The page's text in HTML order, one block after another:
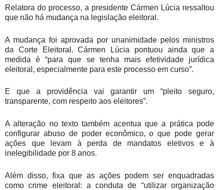
Relatora do processo, a presidente Cármen Lúcia ressaltou
que não há mudança na legislação eleitoral.
A mudança foi aprovada por unanimidade pelos ministros
da Corte Eleitoral. Cármen Lúcia pontuou ainda que a
medida é “para que se tenha mais efetividade jurídica
eleitoral, especialmente para este processo em curso”.
E que a providência vai garantir um “pleito seguro,
transparente, com respeito aos eleitores”.
A alteração no texto também acentua que a prática pode
configurar abuso de poder econômico, o que pode gerar
ações que levam à perda de mandatos eletivos e à
inelegibilidade por 8 anos.
Além disso, fixa que as ações podem ser enquadradas
como crime eleitoral: a conduta de “utilizar organização